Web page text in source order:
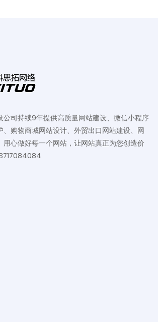
公司持续9年提供高质量网站建设、微信小程序
、购物商城网站设计、外贸出口网站建设、网
用心做好每一个网站，让网站真正为您创造价